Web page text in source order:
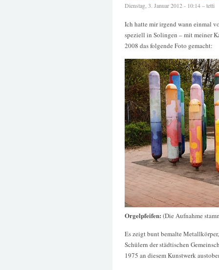
Dienstag, 3. Januar 2012 - 10:14 – tetti
Ich hatte mir irgend wann einmal
speziell in Solingen – mit meiner
2008 das folgende Foto gemacht:
Orgelpfeifen: (Die Aufnahme
Es zeigt bunt bemalte
Schülern der städtischen
1975 an diesem Kunstwerk